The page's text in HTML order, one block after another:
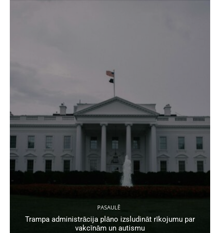
PASAULĒ
Trampa administrācija plāno izsludināt rīkojumu par
vakcīnām un autismu